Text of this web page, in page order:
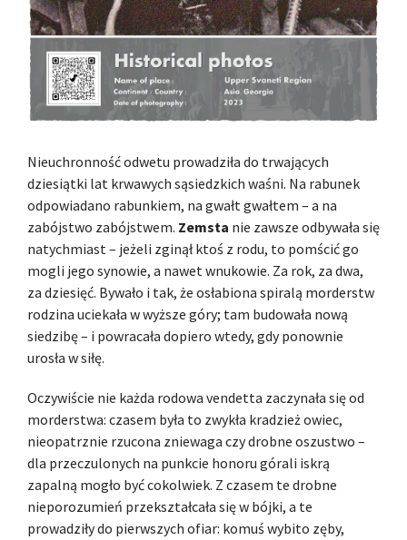
Nieuchronność odwetu prowadziła do trwających
dziesiątki lat krwawych sąsiedzkich waśni. Na rabunek
odpowiadano rabunkiem, na gwałt gwałtem – a na
zabójstwo zabójstwem. Zemsta nie zawsze odbywała się
natychmiast – jeżeli zginął ktoś z rodu, to pomścić go
mogli jego synowie, a nawet wnukowie. Za rok, za dwa,
za dziesięć. Bywało i tak, że osłabiona spiralą morderstw
rodzina uciekała w wyższe góry; tam budowała nową
siedzibę – i powracała dopiero wtedy, gdy ponownie
urosła w siłę.
Oczywiście nie każda rodowa vendetta zaczynała się od
morderstwa: czasem była to zwykła kradzież owiec,
nieopatrznie rzucona zniewaga czy drobne oszustwo –
dla przeczulonych na punkcie honoru górali iskrą
zapalną mogło być cokolwiek. Z czasem te drobne
nieporozumień przekształcała się w bójki, a te
prowadziły do pierwszych ofiar: komuś wybito zęby,